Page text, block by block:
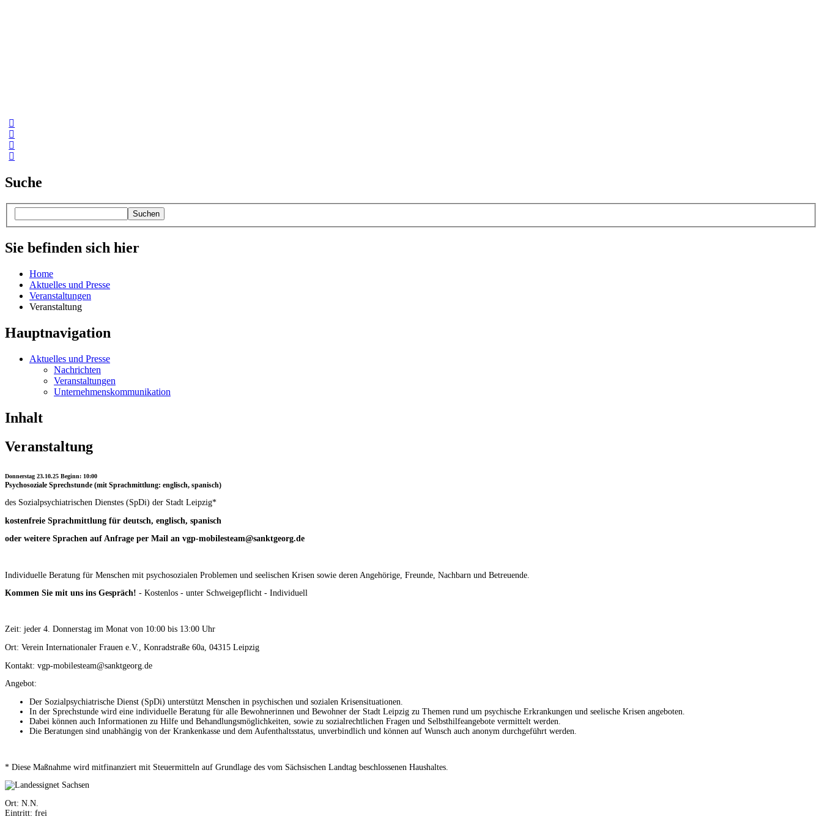
Suche
Suchen
Sie befinden sich hier
Home
Aktuelles und Presse
Veranstaltungen
Veranstaltung
Hauptnavigation
Aktuelles und Presse
Nachrichten
Veranstaltungen
Unternehmenskommunikation
Inhalt
Veranstaltung
Donnerstag 23.10.25 Beginn: 10:00
Psychosoziale Sprechstunde (mit Sprachmittlung: englisch, spanisch)
des Sozialpsychiatrischen Dienstes (SpDi) der Stadt Leipzig*
kostenfreie Sprachmittlung für deutsch, englisch, spanisch
oder weitere Sprachen auf Anfrage per Mail an vgp-mobilesteam@sanktgeorg.de
Individuelle Beratung für Menschen mit psychosozialen Problemen und seelischen Krisen sowie deren Angehörige, Freunde, Nachbarn und Betreuende.
Kommen Sie mit uns ins Gespräch! - Kostenlos - unter Schweigepflicht - Individuell
Zeit: jeder 4. Donnerstag im Monat von 10:00 bis 13:00 Uhr
Ort: Verein Internationaler Frauen e.V., Konradstraße 60a, 04315 Leipzig
Kontakt: vgp-mobilesteam@sanktgeorg.de
Angebot:
Der Sozialpsychiatrische Dienst (SpDi) unterstützt Menschen in psychischen und sozialen Krisensituationen.
In der Sprechstunde wird eine individuelle Beratung für alle Bewohnerinnen und Bewohner der Stadt Leipzig zu Themen rund um psychische Erkrankungen und seelische Krisen angeboten.
Dabei können auch Informationen zu Hilfe und Behandlungsmöglichkeiten, sowie zu sozialrechtlichen Fragen und Selbsthilfeangebote vermittelt werden.
Die Beratungen sind unabhängig von der Krankenkasse und dem Aufenthaltsstatus, unverbindlich und können auf Wunsch auch anonym durchgeführt werden.
* Diese Maßnahme wird mitfinanziert mit Steuermitteln auf Grundlage des vom Sächsischen Landtag beschlossenen Haushaltes.
Ort: N.N.
Eintritt: frei